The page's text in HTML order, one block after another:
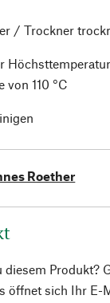
/ Trockner
von 110 °C
Roether
diesem Produkt?
öffnet sich Ihr E-